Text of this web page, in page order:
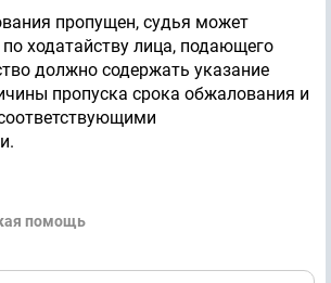
пропущен, судья может
по ходатайству лица, подающего
должно содержать указание
пропуска срока обжалования и
помощь